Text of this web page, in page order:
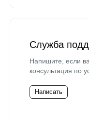
Служба
Напишите, если
консультация по
Написать